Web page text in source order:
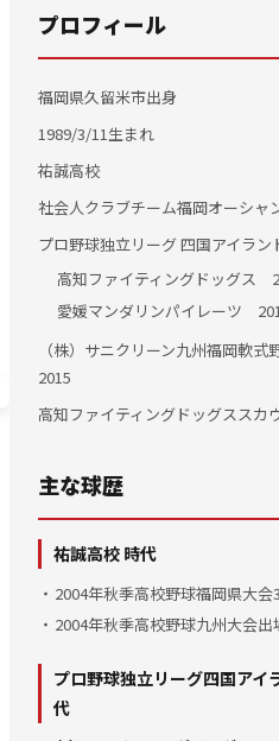
プロフィール
福岡県久留米市出身
1989/3/11生まれ
祐誠高校
社会人クラブチーム福岡オーシャ
プロ野球独立リーグ 四国アイラン
高知ファイティングドッグス
愛媛マンダリンパイレーツ
（株）サニクリーン九州福岡軟
2015
高知ファイティングドッグスス
主な球歴
祐誠高校 時代
2004年秋季高校野球福岡県大会
2004年秋季高校野球九州大会出
プロ野球独立リーグ四国アイ
代